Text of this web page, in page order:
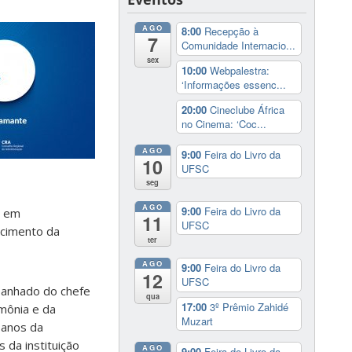
em
da
do chefe
e da
da
da instituição
AGO
7
sex
8:00 Recepção à
Comunidade Internacio...
10:00 Webpalestra:
‘Informações essenc...
20:00 Cineclube África
no Cinema: ‘Coc...
AGO
10
seg
9:00 Feira do Livro da
UFSC
AGO
11
ter
9:00 Feira do Livro da
UFSC
AGO
12
qua
9:00 Feira do Livro da
UFSC
17:00 3º Prêmio Zahidé
Muzart
AGO